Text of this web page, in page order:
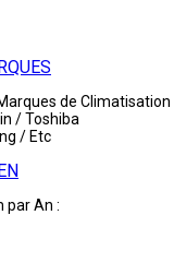
de Climatisation
/ Toshiba
/ Etc
par An :